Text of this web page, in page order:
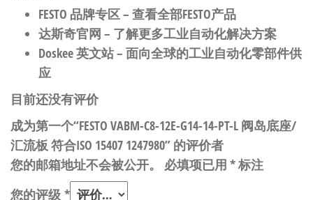
FESTO 品牌专区– 查看全部FESTO产品
达斯奇官网 – 了解更多工业自动化解决方案
Doskee 英文站– 面向全球的工业自动化零部件供
应
目前还没有评价
成为第一个“FESTO VABM-C8-12E-G14-14-PT-L 阀岛底座/
汇流板 符合ISO 15407 1247980” 的评价者
您的邮箱地址不会被公开。
必填项已用 *标注
您的评级 *